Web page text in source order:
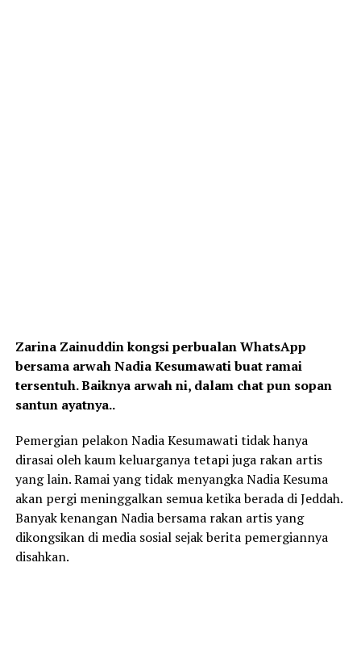
Zarina Zainuddin kongsi perbualan WhatsApp
bersama arwah Nadia Kesumawati buat ramai
tersentuh. Baiknya arwah ni, dalam chat pun sopan
santun ayatnya..
Pemergian pelakon Nadia Kesumawati tidak hanya
dirasai oleh kaum keluarganya tetapi juga rakan artis
yang lain. Ramai yang tidak menyangka Nadia Kesuma
akan pergi meninggalkan semua ketika berada di Jeddah.
Banyak kenangan Nadia bersama rakan artis yang
dikongsikan di media sosial sejak berita pemergiannya
disahkan.